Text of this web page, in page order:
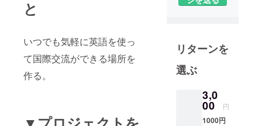
と
いつでも気軽に英語を使っ
て国際交流ができる場所を
作る。
す。世界中
ところと弱
いところを
常に感じて
いろいろな
人の「世界
と交流した
リターンを
選ぶ
3,0
00 円
1000円